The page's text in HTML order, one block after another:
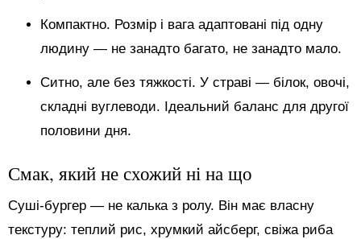
Компактно. Розмір і вага адаптовані під одну
людину — не занадто багато, не занадто мало.
Ситно, але без тяжкості. У страві — білок, овочі,
складні вуглеводи. Ідеальний баланс для другої
половини дня.
Смак, який не схожий ні на що
Суші-бургер — не калька з ролу. Він має власну
текстуру: теплий рис, хрумкий айсберг, свіжа риба